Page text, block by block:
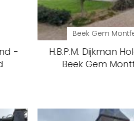
-
Beek Gem
H.B.P.M. Dijkman
Beek Gem